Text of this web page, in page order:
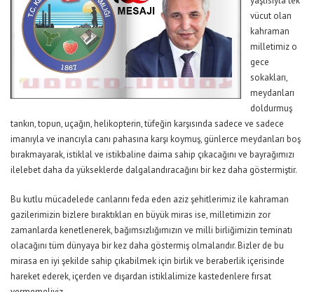
vücut olan
kahraman
milletimiz o
gece
sokakları,
meydanları
doldurmuş
tankın, topun, uçağın, helikopterin, tüfeğin karşısında sadece ve sadece
imanıyla ve inancıyla canı pahasına karşı koymuş, günlerce meydanları boş
bırakmayarak, istiklal ve istikbaline daima sahip çıkacağını ve bayrağımızı
ilelebet daha da yükseklerde dalgalandıracağını bir kez daha göstermiştir.
Bu kutlu mücadelede canlarını feda eden aziz şehitlerimiz ile kahraman
gazilerimizin bizlere bıraktıkları en büyük miras ise, milletimizin zor
zamanlarda kenetlenerek, bağımsızlığımızın ve milli birliğimizin teminatı
olacağını tüm dünyaya bir kez daha göstermiş olmalarıdır. Bizler de bu
mirasa en iyi şekilde sahip çıkabilmek için birlik ve beraberlik içerisinde
hareket ederek, içerden ve dışardan istiklalimize kastedenlere fırsat